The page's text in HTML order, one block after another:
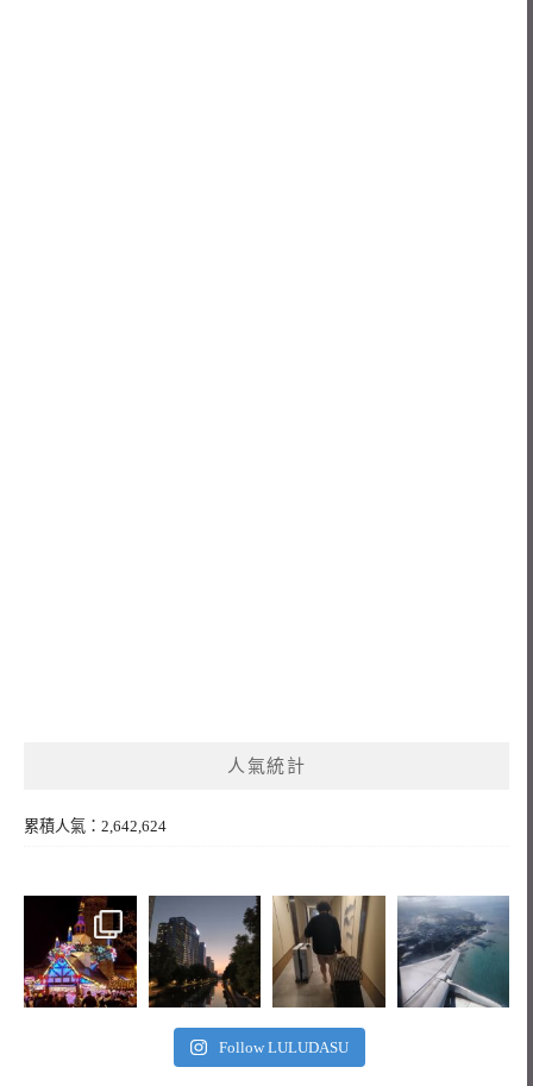
人氣統計
累積人氣：2,642,624
Follow LULUDASU